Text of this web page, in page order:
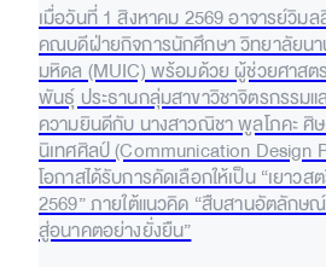
เมื่อวันที่ 1 สิงหาคม 2569 อาจารย์วิม
คณบดีฝ่ายกิจการนักศึกษา วิทยาลัยน
มหิดล (MUIC) พร้อมด้วย ผู้ช่วยศาสต
พันธุ์ ประธานกลุ่มสาขาวิชาจิตรกรรม
ความยินดีกับ นางสาวณิชา พูลโภคะ ศิ
นิเทศศิลป์ (Communication Design
โอกาสได้รับการคัดเลือกให้เป็น “เยาวส
2569” ภายใต้แนวคิด “สืบสานอัตลักษ
สู่อนาคตอย่างยั่งยืน”